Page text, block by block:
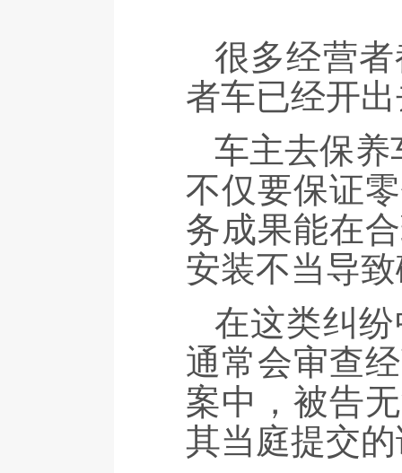
很多经营
者车已经开
车主去保养
不仅要保证
务成果能在
安装不当导
在这类纠
通常会审查
案中，被告
其当庭提交